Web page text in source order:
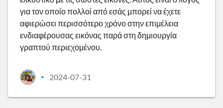
για τον οποίο πολλοί από εσάς μπορεί να έχετε
αφιερώσει περισσότερο χρόνο στην επιμέλεια
ενδιαφέρουσας εικόνας παρά στη δημιουργία
γραπτού περιεχομένου.
• 2024-07-31